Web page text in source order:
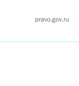
pravo.gov.ru